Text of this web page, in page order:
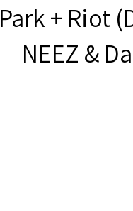
Park + Riot
NEEZ &